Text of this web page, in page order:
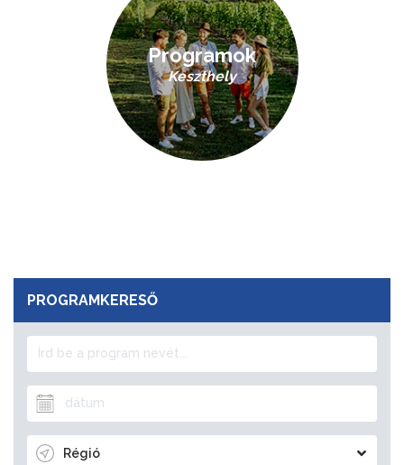
Programok
Keszthely
PROGRAMKERESŐ
Régió